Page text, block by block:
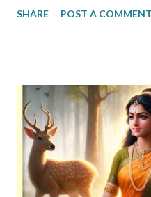
অনুযায়ী মানসপুত্র পমরিচ মহরষি কর্মের
ও প্রসূতি নামে তিন কন্যার জন্ম হয়।
SHARE POST A COMMENT